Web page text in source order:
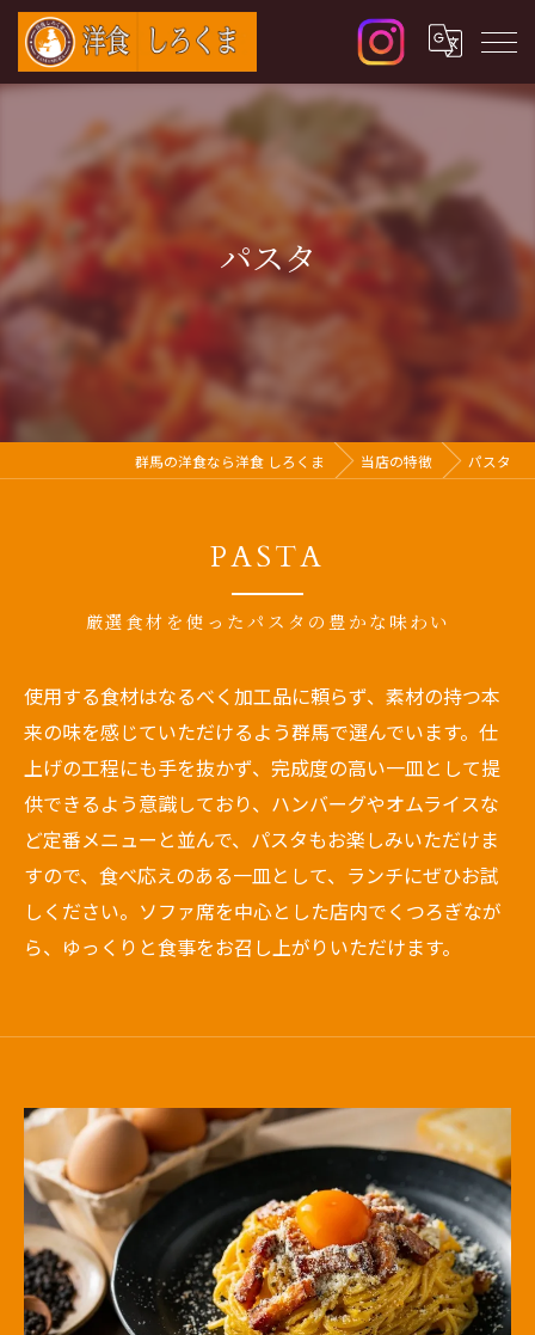
パスタ
群馬の洋食なら洋食 しろくま 当店の特徴 パスタ
厳選食材を使ったパスタの豊かな味わい
PASTA
使用する食材はなるべく加工品に頼らず、素材の持つ本
来の味を感じていただけるよう群馬で選んでいます。仕
上げの工程にも手を抜かず、完成度の高い一皿として提
供できるよう意識しており、ハンバーグやオムライスな
ど定番メニューと並んで、パスタもお楽しみいただけま
すので、食べ応えのある一皿として、ランチにぜひお試
しください。ソファ席を中心とした店内でくつろぎなが
ら、ゆっくりと食事をお召し上がりいただけます。